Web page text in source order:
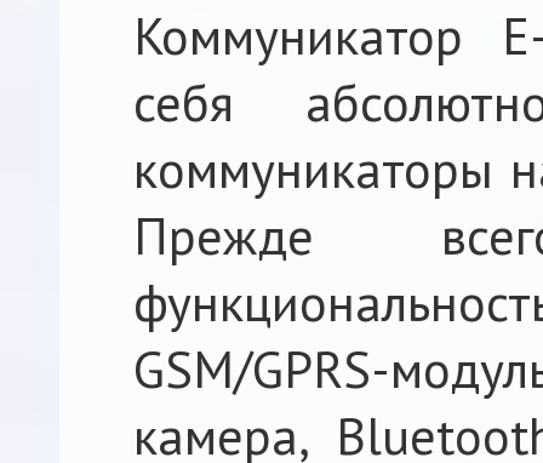
Коммуникатор
себя
коммуникаторы
Прежде
GSM/GPRS-
камера,